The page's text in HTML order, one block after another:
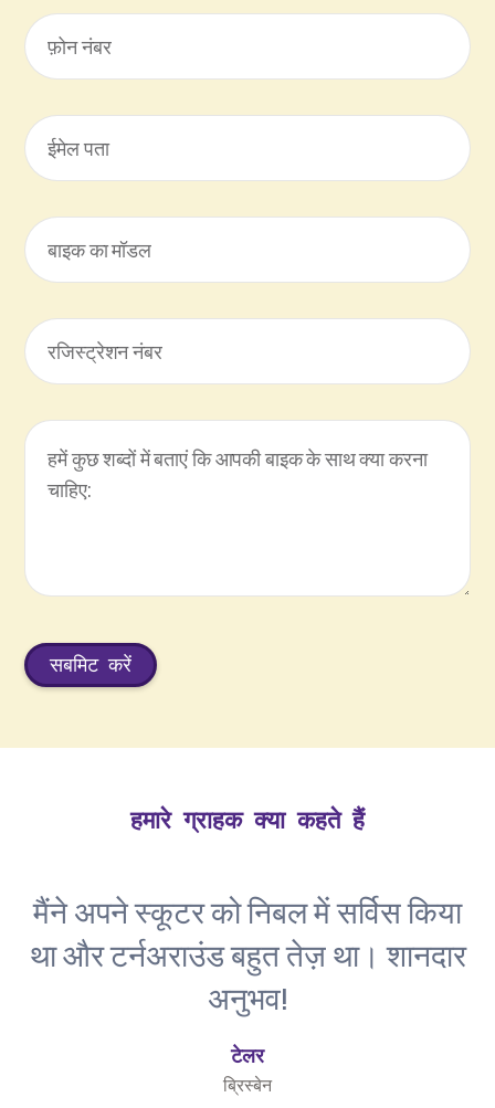
हमारे ग्राहक क्या कहते हैं
मैंने अपने स्कूटर को निबल में सर्विस किया
था और टर्नअराउंड बहुत तेज़ था। शानदार
अनुभव!
टेलर
ब्रिस्बेन